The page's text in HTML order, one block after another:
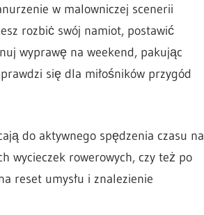
w malowniczej scenerii
rozbiċ swój namiot, postawić
wyprawę na weekend, pakując
się dla miłośników przygód
do aktywnego spędzenia czasu na
wycieczek rowerowych, czy też po
reset umysłu i znalezienie